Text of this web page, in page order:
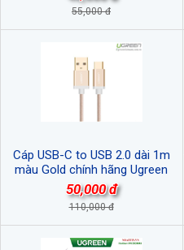
55,000 đ
Cáp USB-C to USB 2.0 dài 1m
màu Gold chính hãng Ugreen
20860 cao cấp
50,000 đ
110,000 đ